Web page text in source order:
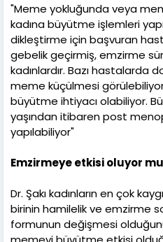
"Meme yokluğunda veya
kadına büyütme işlemleri
dikleştirme için başvuran
gebelik geçirmiş, emzirme
kadınlardır. Bazı hastalarda
meme küçülmesi
büyütme ihtiyacı olabiliyor.
yaşından itibaren post
yapılabiliyor"
Emzirmeye etkisi oluyor
Dr. Şakı kadınların en çok
birinin hamilelik ve emzirme
formunun değişmesi